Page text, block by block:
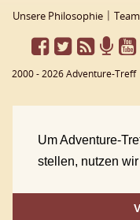
Um Adventure-
stellen, nutzen
Unsere Philosophie
Team
2000 - 2026 Adventure-Treff